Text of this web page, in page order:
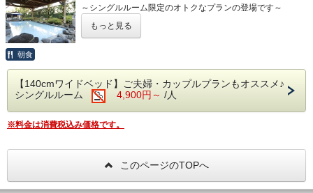
トのコピーを取らせていただきます。
※夜間の安全の為、サウナは24時、露天風呂は25時で閉鎖
■無料駐車場■
（7/1～9/15までは夏季繁忙期としてバス・トラックの
駐車はできません）
■朝食■
・おむつの取れていないお子様は大浴場の利用に制限があり
■注意点■
～シングルルーム限定のオトクなプランの登場です～
カップル・親子その他様々なペアの方におすすめのお得なプ
ランです。
・部屋広さ約12㎡ ベットの広さ140cmの広々サイズ！！
・ベットは一つのため毛布など貸ぶとんの貸出はございませ
・簡易ベット（エキストラベット）のご用意がございませ
ん。
数分ご用意致します。
もっと見る
朝食
【140cmワイドベッド】ご夫婦・カップルプランもオススメ♪
シングルルーム
4,900円～ /人
※料金は消費税込み価格です。
このページのTOPへ